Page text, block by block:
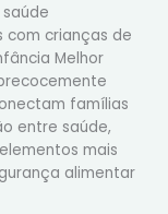
com crianças de
Melhor
famílias
entre saúde,
mais
alimentar